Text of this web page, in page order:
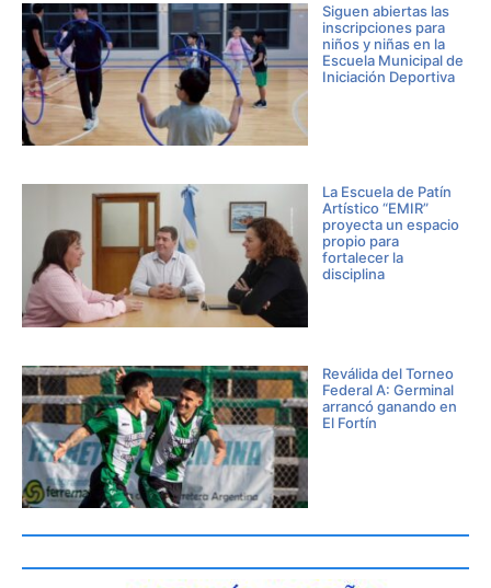
Siguen abiertas las
inscripciones para
niños y niñas en la
Escuela Municipal de
Iniciación Deportiva
La Escuela de Patín
Artístico “EMIR”
proyecta un espacio
propio para
fortalecer la
disciplina
Reválida del Torneo
Federal A: Germinal
arrancó ganando en
El Fortín